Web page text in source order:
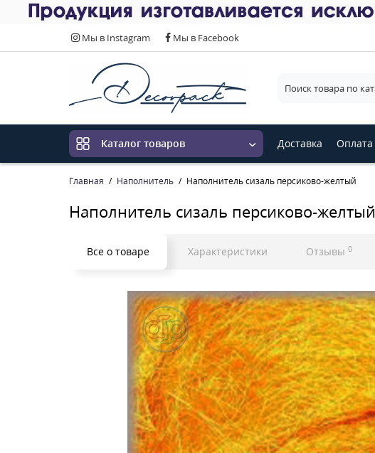
Мы в Instagram Мы в Facebook
Каталог товаров Доставка Оплата
Главная Наполнитель Наполнитель сизаль персиково-желтый
Наполнитель сизаль персиково-желтый
Все о товаре Характеристики Отзывы 0